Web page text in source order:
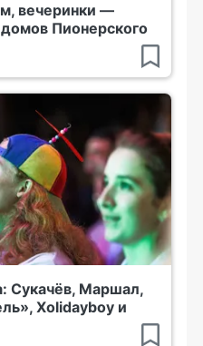
вечеринки —
Пионерского
Сукачёв, Маршал,
Xolidayboy и